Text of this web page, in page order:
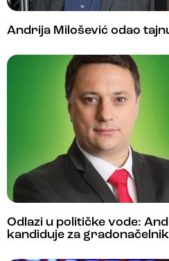
Andrija Milošević odao
Odlazi u političke vode:
kandiduje za